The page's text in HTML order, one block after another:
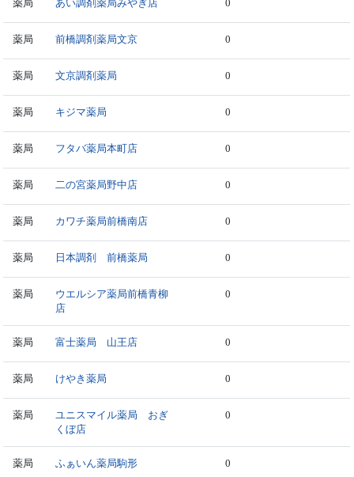
薬局 あい調剤薬局みやぎ店 0
薬局 前橋調剤薬局文京 0
薬局 文京調剤薬局 0
薬局 キジマ薬局 0
薬局 フタバ薬局本町店 0
薬局 二の宮薬局野中店 0
薬局 カワチ薬局前橋南店 0
薬局 日本調剤 前橋薬局 0
薬局
ウエルシア薬局前橋青柳
店
0
薬局 富士薬局 山王店 0
薬局 けやき薬局 0
薬局
ユニスマイル薬局 おぎ
くぼ店
0
薬局 ふぁいん薬局駒形 0